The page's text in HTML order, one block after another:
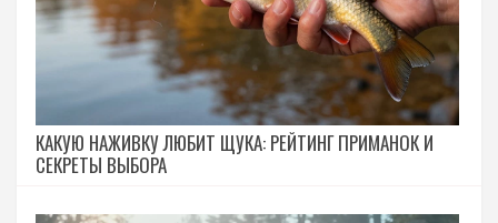
КАКУЮ НАЖИВКУ ЛЮБИТ ЩУКА: РЕЙТИНГ ПРИМАНОК И
СЕКРЕТЫ ВЫБОРА